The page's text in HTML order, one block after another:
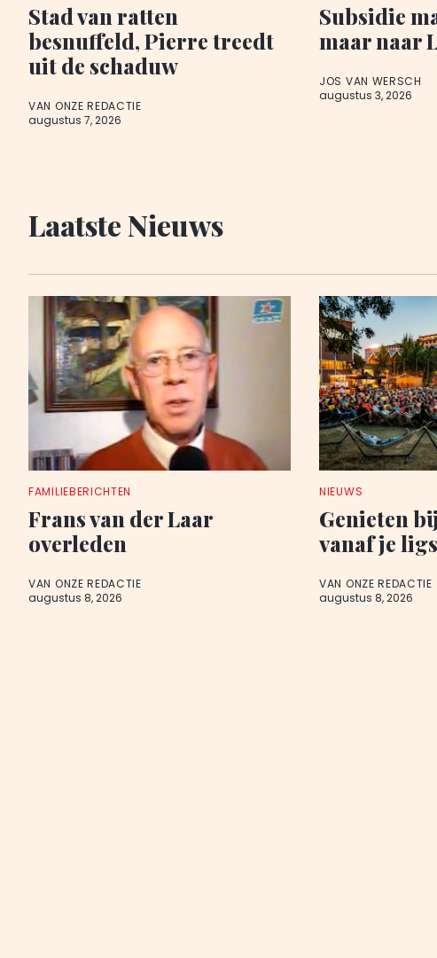
Stad van ratten
besnuffeld, Pierre treedt
uit de schaduw
VAN ONZE REDACTIE
augustus 7, 2026
Subsidie
maar naar
JOS VAN WERSCH
augustus 3, 2026
Laatste Nieuws
FAMILIEBERICHTEN
Frans van der Laar
overleden
VAN ONZE REDACTIE
augustus 8, 2026
NIEUWS
Genieten
vanaf je
VAN ONZE REDACTIE
augustus 8, 2026